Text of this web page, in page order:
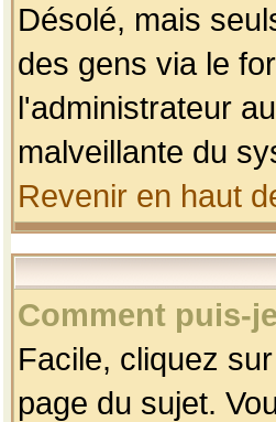
Désolé, mais
des gens via le
l'administrateur
malveillante du
Revenir en haut
Comment puis-
Facile, cliquez
page du sujet.